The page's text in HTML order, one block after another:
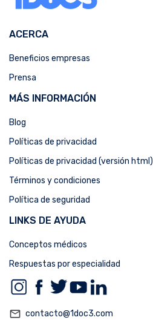
ACERCA
Beneficios empresas
Prensa
MÁS INFORMACIÓN
Blog
Políticas de privacidad
Políticas de privacidad (versión html)
Términos y condiciones
Política de seguridad
LINKS DE AYUDA
Conceptos médicos
Respuestas por especialidad
mail_outline contacto@1doc3.com